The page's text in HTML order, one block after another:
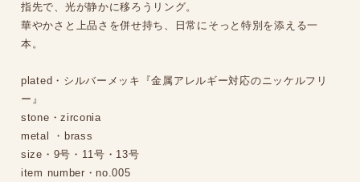
指先で、光が静かに移ろうリング。
華やかさと上品さを併せ持ち、日常にそっと特別を添える一
本。
plated・シルバーメッキ『金属アレルギー対応のニッケルフリ
ー』
stone・zirconia
metal ・brass
size・9号・11号・13号
item number・no.005